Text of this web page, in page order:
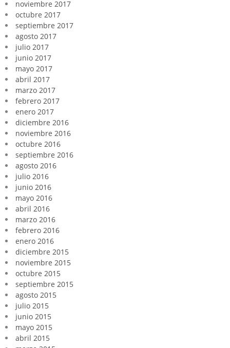
noviembre 2017
octubre 2017
septiembre 2017
agosto 2017
julio 2017
junio 2017
mayo 2017
abril 2017
marzo 2017
febrero 2017
enero 2017
diciembre 2016
noviembre 2016
octubre 2016
septiembre 2016
agosto 2016
julio 2016
junio 2016
mayo 2016
abril 2016
marzo 2016
febrero 2016
enero 2016
diciembre 2015
noviembre 2015
octubre 2015
septiembre 2015
agosto 2015
julio 2015
junio 2015
mayo 2015
abril 2015